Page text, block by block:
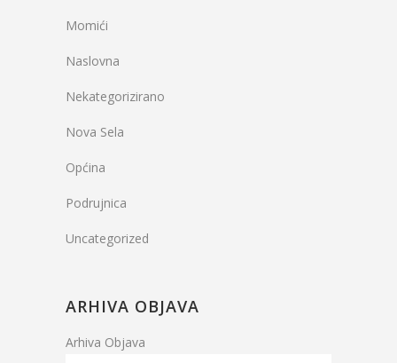
Momići
Naslovna
Nekategorizirano
Nova Sela
Općina
Podrujnica
Uncategorized
ARHIVA OBJAVA
Arhiva Objava